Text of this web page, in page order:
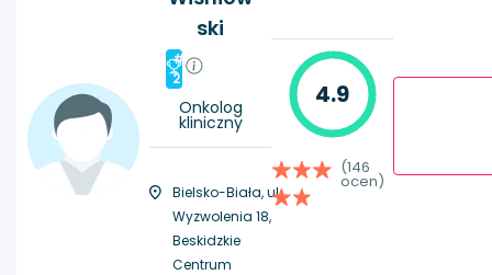
ski
#
2
Onkolog
kliniczny
Bielsko-Biała, ul.
Wyzwolenia 18,
Beskidzkie
Centrum
4.9
(146
ocen)